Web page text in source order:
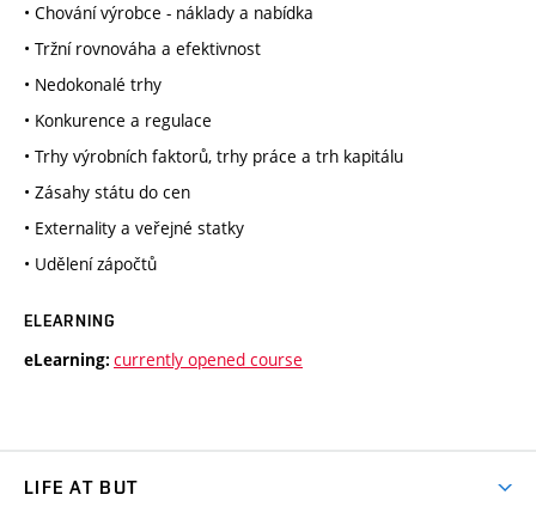
• Chování výrobce - náklady a nabídka
• Tržní rovnováha a efektivnost
• Nedokonalé trhy
• Konkurence a regulace
• Trhy výrobních faktorů, trhy práce a trh kapitálu
• Zásahy státu do cen
• Externality a veřejné statky
• Udělení zápočtů
ELEARNING
eLearning: currently opened course
LIFE AT BUT